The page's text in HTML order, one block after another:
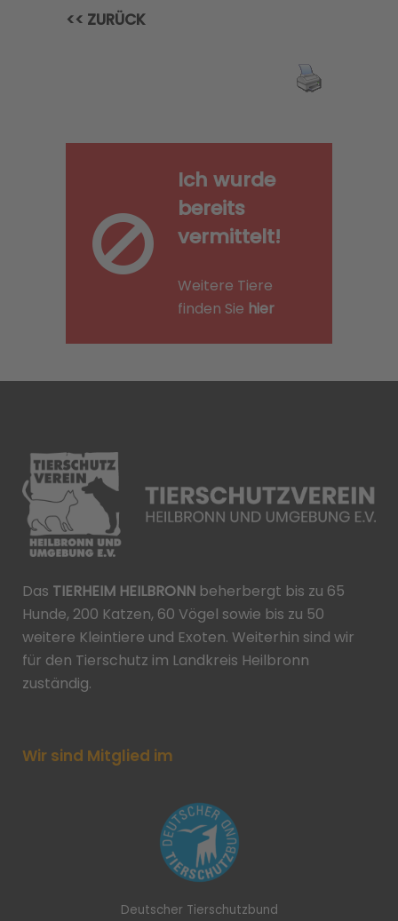
<< ZURÜCK
Ich wurde
bereits
vermittelt!
Weitere Tiere
finden Sie hier
Das TIERHEIM HEILBRONN beherbergt bis zu 65
Hunde, 200 Katzen, 60 Vögel sowie bis zu 50
weitere Kleintiere und Exoten. Weiterhin sind wir
für den Tierschutz im Landkreis Heilbronn
zuständig.
Wir sind Mitglied im
Deutscher Tierschutzbund